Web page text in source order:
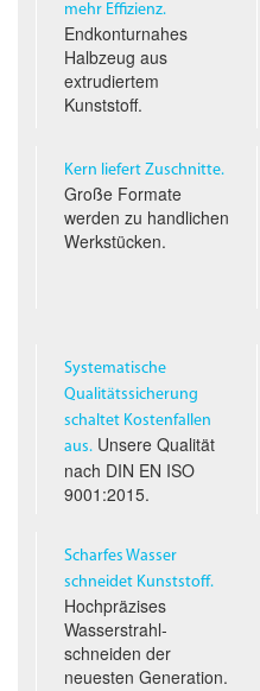
mehr Effizienz.
Endkonturnahes
Halbzeug aus
extrudiertem
Kunststoff.
Kern liefert Zuschnitte.
Große Formate
werden zu handlichen
Werkstücken.
Systematische
Qualitäts­sicherung
schaltet Kostenfallen
aus.Unsere Qualität
nach DIN EN ISO
9001:2015.
Scharfes Wasser
schneidet Kunststoff.
Hochpräzises
Wasserstrahl­
schneiden der
neuesten Generation.